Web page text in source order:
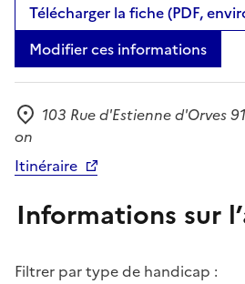
Télécharger la fiche (PDF,
Modifier ces informations
Adresse
103 Rue d'Estienne d'Orves
on
Itinéraire
Informations sur
Filtrer par type de handicap :